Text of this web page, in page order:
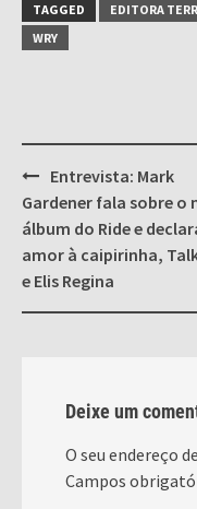
TAGGED
EDITORA
WRY
Post
navigation
Entrevista: Mark
Gardener fala sobre o
álbum do Ride e
amor à caipirinha,
e Elis Regina
Deixe um
O seu endereço
Campos